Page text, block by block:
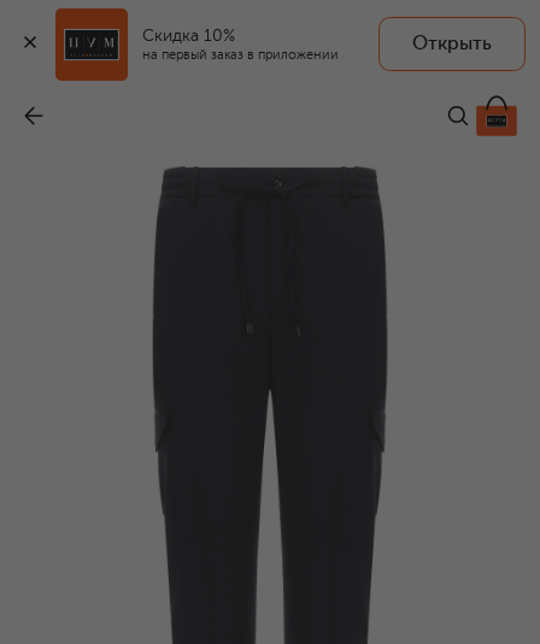
Скидка 10%
на первый заказ в приложении
Открыть
34 950 ₽